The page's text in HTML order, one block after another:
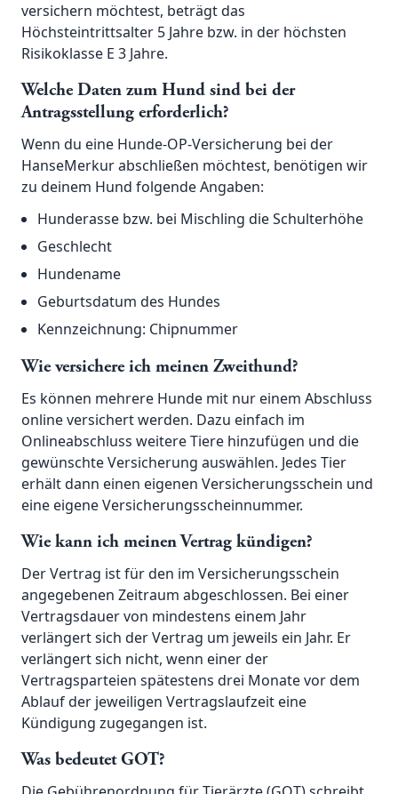
versichern möchtest, beträgt das
Höchsteintrittsalter 5 Jahre bzw. in der höchsten
Risikoklasse E 3 Jahre.
Welche Daten zum Hund sind bei der
Antragsstellung erforderlich?
Wenn du eine Hunde-OP-Versicherung bei der
HanseMerkur abschließen möchtest, benötigen wir
zu deinem Hund folgende Angaben:
Hunderasse bzw. bei Mischling die Schulterhöhe
Geschlecht
Hundename
Geburtsdatum des Hundes
Kennzeichnung: Chipnummer
Wie versichere ich meinen Zweithund?
Es können mehrere Hunde mit nur einem Abschluss
online versichert werden. Dazu einfach im
Onlineabschluss weitere Tiere hinzufügen und die
gewünschte Versicherung auswählen. Jedes Tier
erhält dann einen eigenen Versicherungsschein und
eine eigene Versicherungsscheinnummer.
Wie kann ich meinen Vertrag kündigen?
Der Vertrag ist für den im Versicherungsschein
angegebenen Zeitraum abgeschlossen. Bei einer
Vertragsdauer von mindestens einem Jahr
verlängert sich der Vertrag um jeweils ein Jahr. Er
verlängert sich nicht, wenn einer der
Vertragsparteien spätestens drei Monate vor dem
Ablauf der jeweiligen Vertragslaufzeit eine
Kündigung zugegangen ist.
Was bedeutet GOT?